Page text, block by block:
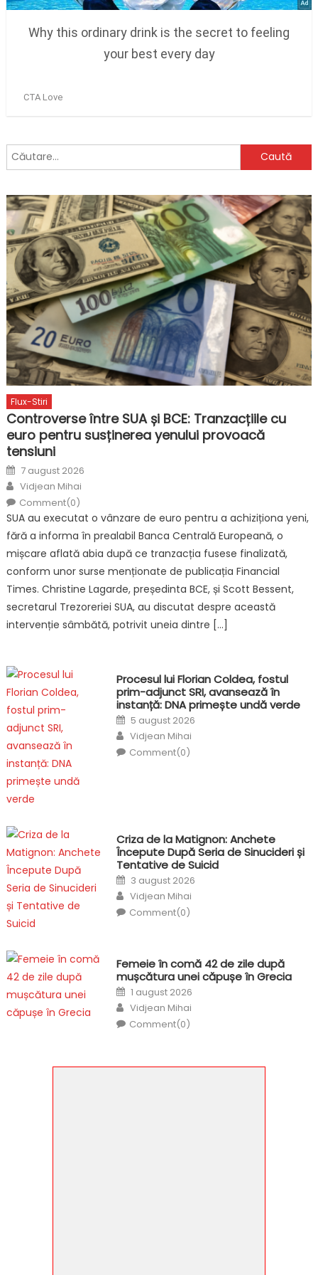
Caută
după:
Flux-Stiri
Controverse între SUA și BCE: Tranzacțiile cu
euro pentru susținerea yenului provoacă
tensiuni
Posted
on
7 august 2026
Author
Vidjean Mihai
Comment(0)
SUA au executat o vânzare de euro pentru a achiziționa yeni,
fără a informa în prealabil Banca Centrală Europeană, o
mișcare aflată abia după ce tranzacția fusese finalizată,
conform unor surse menționate de publicația Financial
Times. Christine Lagarde, președinta BCE, și Scott Bessent,
secretarul Trezoreriei SUA, au discutat despre această
intervenție sâmbătă, potrivit uneia dintre […]
Procesul lui Florian Coldea, fostul
prim-adjunct SRI, avansează în
instanță: DNA primește undă verde
Posted
on
5 august 2026
Author
Vidjean Mihai
Comment(0)
Criza de la Matignon: Anchete
Începute După Seria de Sinucideri și
Tentative de Suicid
Posted
on
3 august 2026
Author
Vidjean Mihai
Comment(0)
Femeie în comă 42 de zile după
mușcătura unei căpușe în Grecia
Posted
on
1 august 2026
Author
Vidjean Mihai
Comment(0)